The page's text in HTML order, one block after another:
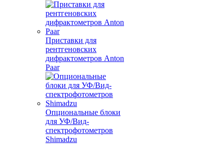
Приставки для
рентгеновских
дифрактометров Anton
Paar
Опциональные блоки
для УФ/Вид-
спектрофотометров
Shimadzu